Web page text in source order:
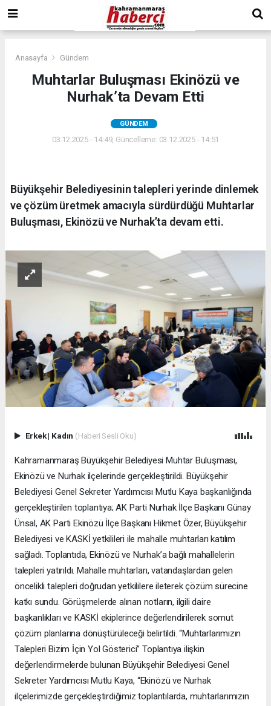
Anasayfa Gündem
Muhtarlar Buluşması Ekinözü ve
Nurhak’ta Devam Etti
GÜNDEM
03.12.2025 - 14:49, Güncelleme: 03.12.2025 - 14:51
Büyükşehir Belediyesinin talepleri yerinde dinlemek
ve çözüm üretmek amacıyla sürdürdüğü Muhtarlar
Buluşması, Ekinözü ve Nurhak’ta devam etti.
Erkek| Kadın (Haberi Sesli Oku)
Kahramanmaraş Büyükşehir Belediyesi Muhtar Buluşması,
Ekinözü ve Nurhak ilçelerinde gerçekleştirildi. Büyükşehir
Belediyesi Genel Sekreter Yardımcısı Mutlu Kaya başkanlığında
gerçekleştirilen toplantıya; AK Parti Nurhak İlçe Başkanı Günay
Ünsal, AK Parti Ekinözü İlçe Başkanı Hikmet Özer, Büyükşehir
Belediyesi ve KASKİ yetkilileri ile mahalle muhtarları katılım
sağladı. Toplantıda, Ekinözü ve Nurhak’a bağlı mahallelerin
talepleri yatırıldı. Mahalle muhtarları, vatandaşlardan gelen
öncelikli talepleri doğrudan yetkililere ileterek çözüm sürecine
katkı sundu. Görüşmelerde alınan notların, ilgili daire
başkanlıkları ve KASKİ ekiplerince değerlendirilerek somut
çözüm planlarına dönüştürüleceği belirtildi. “Muhtarlarımızın
Talepleri Bizim İçin Yol Gösterici” Toplantıya ilişkin
değerlendirmelerde bulunan Büyükşehir Belediyesi Genel
Sekreter Yardımcısı Mutlu Kaya, “Ekinözü ve Nurhak
ilçelerimizde gerçekleştirdiğimiz toplantılarda, muhtarlarımızın